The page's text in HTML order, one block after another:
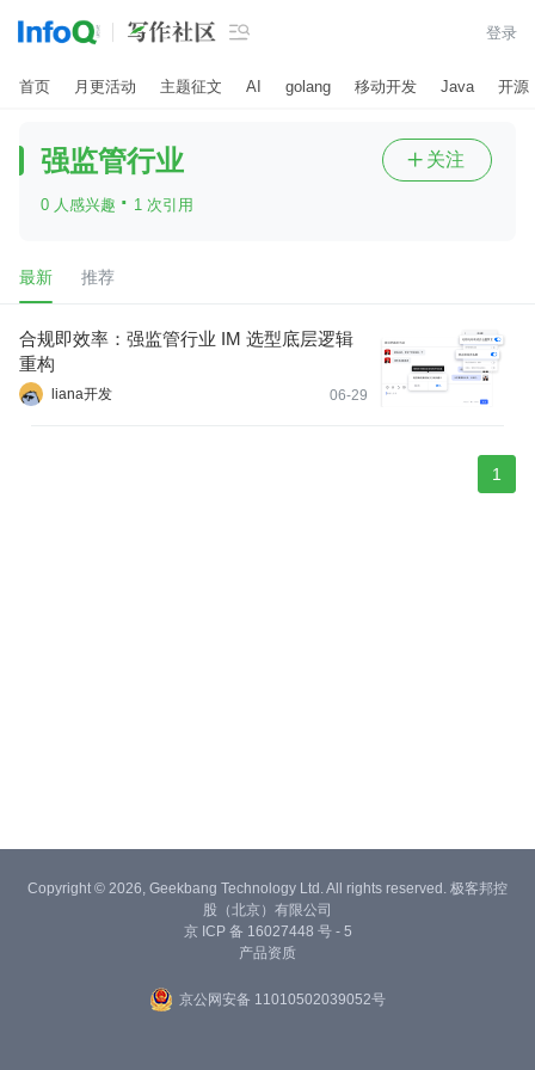
 登录
首页 月更活动 主题征文 AI golang 移动开发 Java 开源
强监管行业
0 人感兴趣 · 1 次引用
 关注
最新 推荐
合规即效率：强监管行业 IM 选型底层逻辑
重构
liana开发 06-29
1
Copyright © 2026, Geekbang Technology Ltd. All rights reserved. 极客邦控
股（北京）有限公司
京 ICP 备 16027448 号 - 5
产品资质
京公网安备 11010502039052号